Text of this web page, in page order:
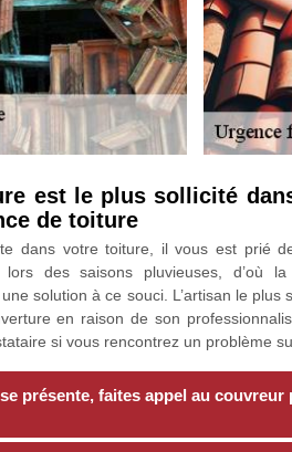
est le plus sollicité
de toiture
dans votre toiture, il vous est prié
lors des saisons pluvieuses, d’où
solution à ce souci. L’artisan le
en raison de son
si vous rencontrez un problème
présente, faites appel au